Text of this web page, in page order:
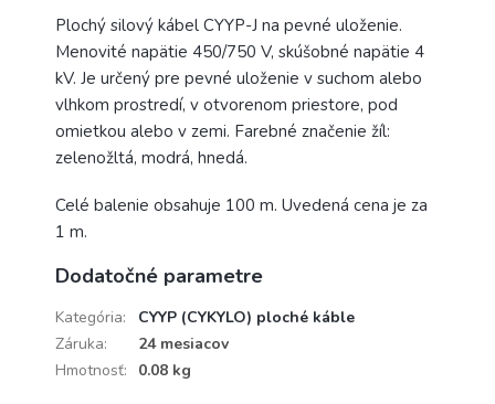
Plochý silový kábel CYYP-J na pevné uloženie.
Menovité napätie 450/750 V, skúšobné napätie 4
kV. Je určený pre pevné uloženie v suchom alebo
vlhkom prostredí, v otvorenom priestore, pod
omietkou alebo v zemi. Farebné značenie žíl:
zelenožltá, modrá, hnedá.
Celé balenie obsahuje 100 m. Uvedená cena je za
1 m.
Dodatočné parametre
Kategória:
CYYP (CYKYLO) ploché káble
Záruka:
24 mesiacov
Hmotnosť: 0.08 kg